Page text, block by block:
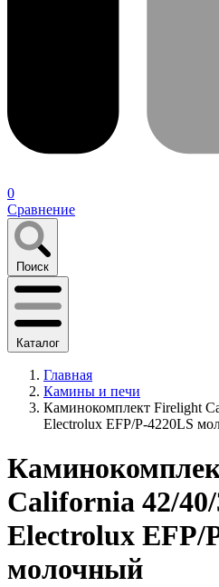
0
Сравнение
Поиск
Каталог
Главная
Камины и печи
Каминокомплект Firelight
Electrolux EFP/P-4220LS
California 42/40/
Electrolux EFP/
молочный